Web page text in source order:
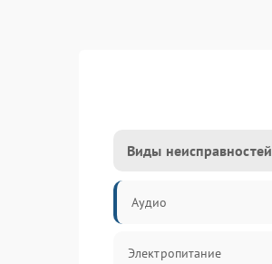
Виды неисправностей
Аудио
Электропитание